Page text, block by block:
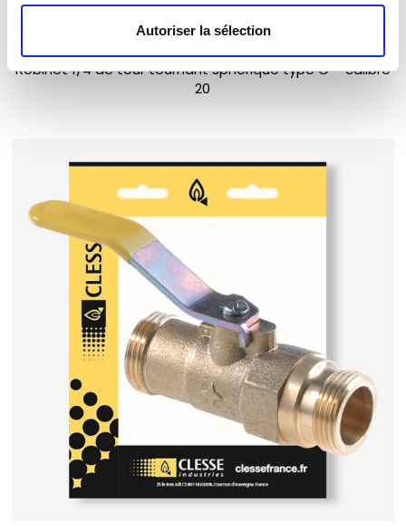
Autoriser la sélection
Robinet 1/4 de tour tournant sphérique type C – calibre
20